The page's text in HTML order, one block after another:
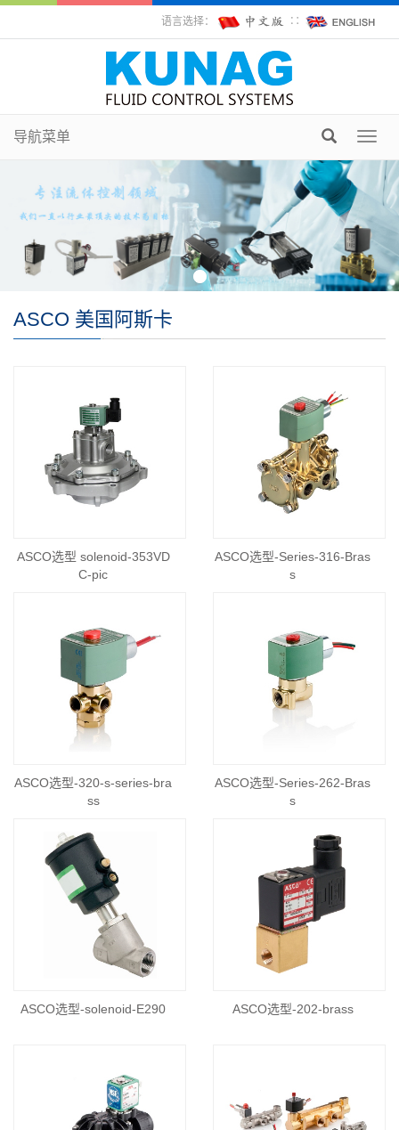
语言选择： ∷
导航菜单
ASCO 美国阿斯卡
ASCO选型 solenoid-353VD
C-pic
ASCO选型-Series-316-Bras
s
ASCO选型-320-s-series-bra
ss
ASCO选型-Series-262-Bras
s
ASCO选型-solenoid-E290 ASCO选型-202-brass